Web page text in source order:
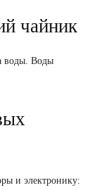
чайник
воды. Воды
и электронику: